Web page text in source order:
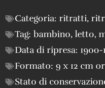
Categoria: ritratti,
Tag: bambino, letto,
Data di ripresa: 1900-
Formato: 9 x 12 cm
Stato di